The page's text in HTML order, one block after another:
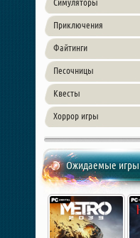
Симуляторы
Приключения
Файтинги
Песочницы
Квесты
Хоррор игры
Ожидаемые игры